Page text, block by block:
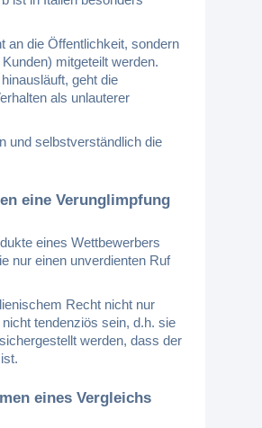
an die Öffentlichkeit, sondern
mitgeteilt werden.
geht die
als unlauterer
und selbstverständlich die
eine Verunglimpfung
eines Wettbewerbers
nur einen unverdienten Ruf
Recht nicht nur
tendenziös sein, d.h. sie
werden, dass der
eines Vergleichs